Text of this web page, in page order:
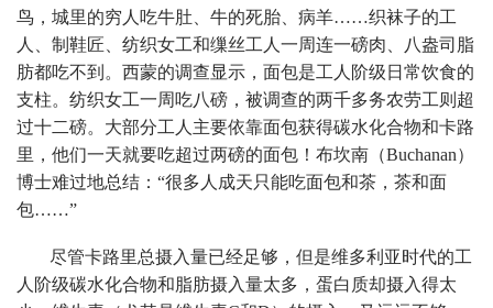
鸟，城里的穷人吃牛肚、牛的死胎、病羊……织袜子的工
人、制鞋匠、纺织女工和缫丝工人一周连一磅肉、八盎司脂
肪都吃不到。西蒙的调查显示，面包是工人阶级日常饮食的
支柱。纺织女工一周吃八磅，被调查的两千多务农劳工则超
过十二磅。大部分工人主要依靠面包获得碳水化合物和卡路
里，他们一天就要吃超过两磅的面包！布坎南（Buchanan）
博士难过地总结：“很多人成天只能吃面包和茶，茶和面
包……”
尽管卡路里总摄入量已经足够，但是维多利亚时代的工
人阶级碳水化合物和脂肪摄入量太多，蛋白质却摄入得太